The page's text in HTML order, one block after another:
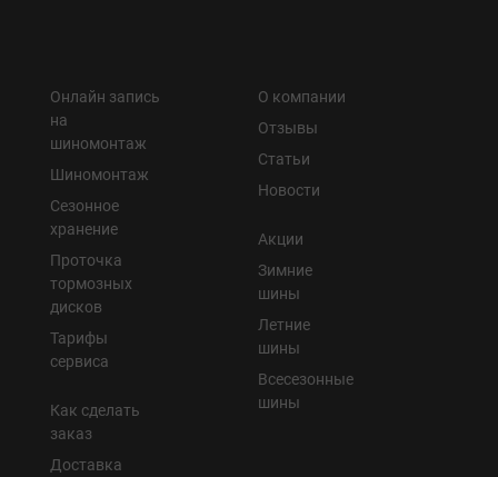
Онлайн запись
на
шиномонтаж
Шиномонтаж
Сезонное
хранение
Проточка
тормозных
дисков
Тарифы
сервиса
Как сделать
заказ
Доставка
О компании
Отзывы
Статьи
Новости
Акции
Зимние
шины
Летние
шины
Всесезонные
шины